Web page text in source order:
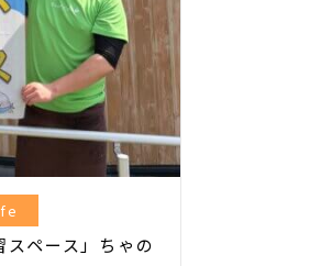
スペース」ちゃの